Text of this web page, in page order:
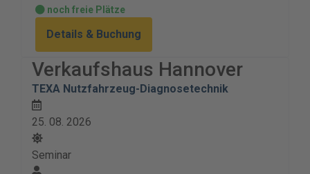
noch freie Plätze
Details & Buchung
Verkaufshaus Hannover
TEXA Nutzfahrzeug-Diagnosetechnik
25. 08. 2026
Seminar